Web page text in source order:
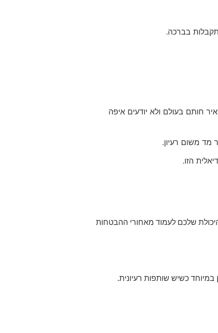
בברכה.
חותם בעולם ולא יודעים איפה
מד משום רעיון.
הזו.
שלכם לעמוד מאחורי ההבטחות
כשיש שותפות רעיונית.